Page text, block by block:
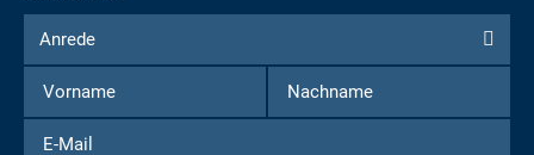
Formular
um
sich
für
Anrede
Anrede
Vorname
Nachname